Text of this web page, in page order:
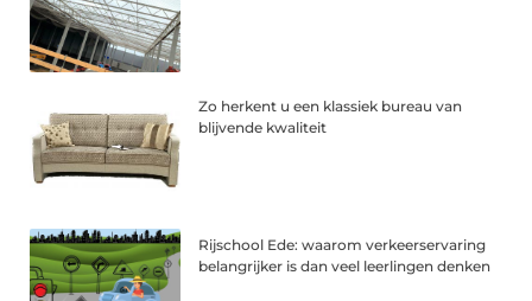
Zo herkent u een klassiek bureau van
blijvende kwaliteit
Rijschool Ede: waarom verkeerservaring
belangrijker is dan veel leerlingen denken